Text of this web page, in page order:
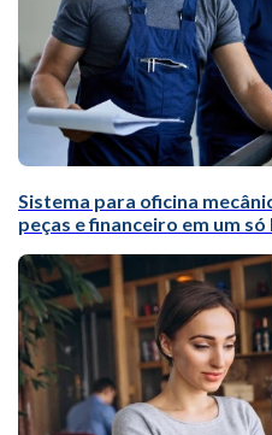
Sistema para oficina
peças e financeiro em um só